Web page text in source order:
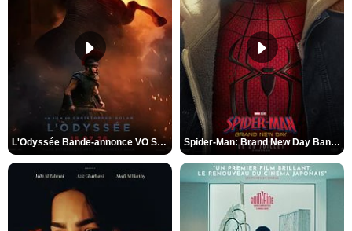
L'Odyssée Bande-annonce VO STFR Spider-Man: Brand New Day Bande-annonce VO STFR